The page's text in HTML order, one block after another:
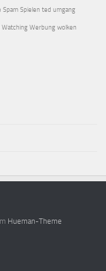
Spam Spielen ted umgang
Watching Werbung wolken
Hueman-Theme